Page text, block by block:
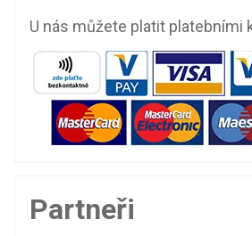
U nás můžete platit platebními
Partneři